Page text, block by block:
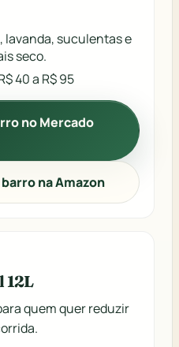
lavanda, suculentas e
seco.
40 a R$ 95
no Mercado
na Amazon
12L
quem quer reduzir